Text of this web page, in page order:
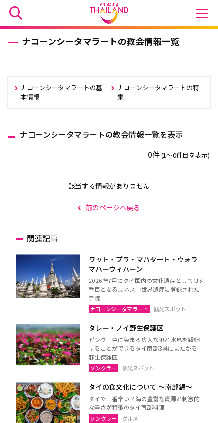
ナコーンシータマラートの教会情報一覧
ナコーンシータマラートの基
本情報
ナコーンシータマラートの特
集
ナコーンシータマラートの教会情報一覧を表示
0件(1〜0件目を表示)
該当する情報がありません
前のページへ戻る
関連記事
ワット・プラ・マハタート・ウォラ
マハーウィハーン
2026年7月にタイ国内の文化遺産としては6
番目となるユネスコ世界遺産に登録された
寺院
ナコーンシータマラート 観光スポット
タレー・ノイ野生保護区
ピンク一色に染まる広大な池と水鳥を観察
することができるタイ南部3県にまたがる
野生保護区
ソンクラー 観光スポット
タイの食文化について 〜南部編〜
タイで一番辛い？海の豊富な資源と刺激的
な辛さが特徴のタイ南部料理
ソンクラー グルメ